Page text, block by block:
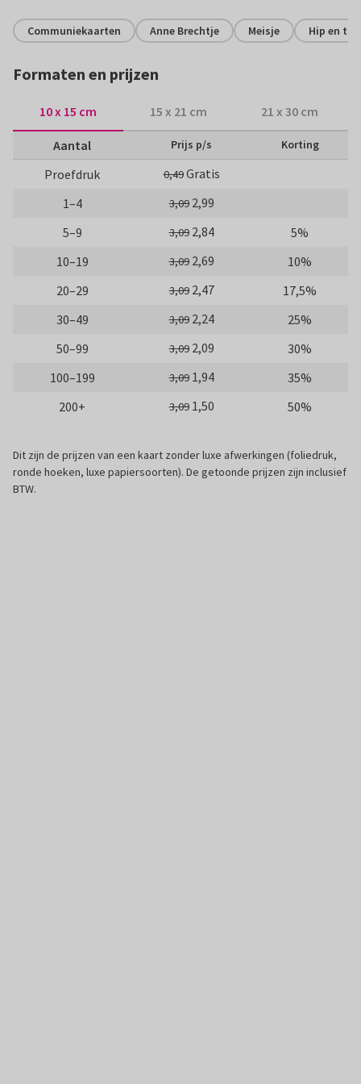
Communiekaarten Anne Brechtje Meisje Hip en
Formaten en prijzen
10 x 15 cm 15 x 21 cm 21 x 30 cm
Aantal Prijs p/s Korting
Proefdruk 0,49Gratis
1–4
3,09 2,99
5–9
3,09 2,84
5%
10–19
3,09 2,69
10%
20–29
3,09 2,47
17,5%
30–49
3,09 2,24
25%
50–99
3,09 2,09
30%
100–199
3,09 1,94
35%
200+
3,09 1,50 50%
Dit zijn de prijzen van een kaart zonder luxe afwerkingen (foliedruk,
ronde hoeken, luxe papiersoorten). De getoonde prijzen zijn inclusief
BTW.